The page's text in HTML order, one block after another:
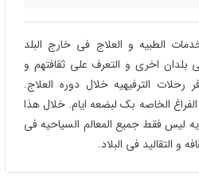
الطبیه و العلاج فی خارج البلد
بلدان اخری و التعرف علی ثقافتهم و
رحلات الترفیهیه خلال دوره العلاج.
الخاصه بک لبضعه ایام. خلال هذا
لیس فقط جمیع المعالم السیاحیه فی
و التقالید فی البلاد.